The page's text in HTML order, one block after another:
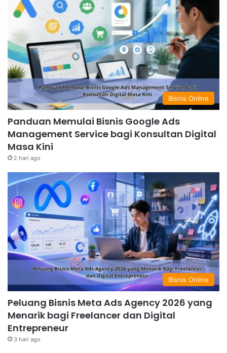
Bisnis Online
Panduan Memulai Bisnis Google Ads
Management Service bagi Konsultan Digital
Masa Kini
2 hari ago
Bisnis Online
Peluang Bisnis Meta Ads Agency 2026 yang
Menarik bagi Freelancer dan Digital
Entrepreneur
3 hari ago